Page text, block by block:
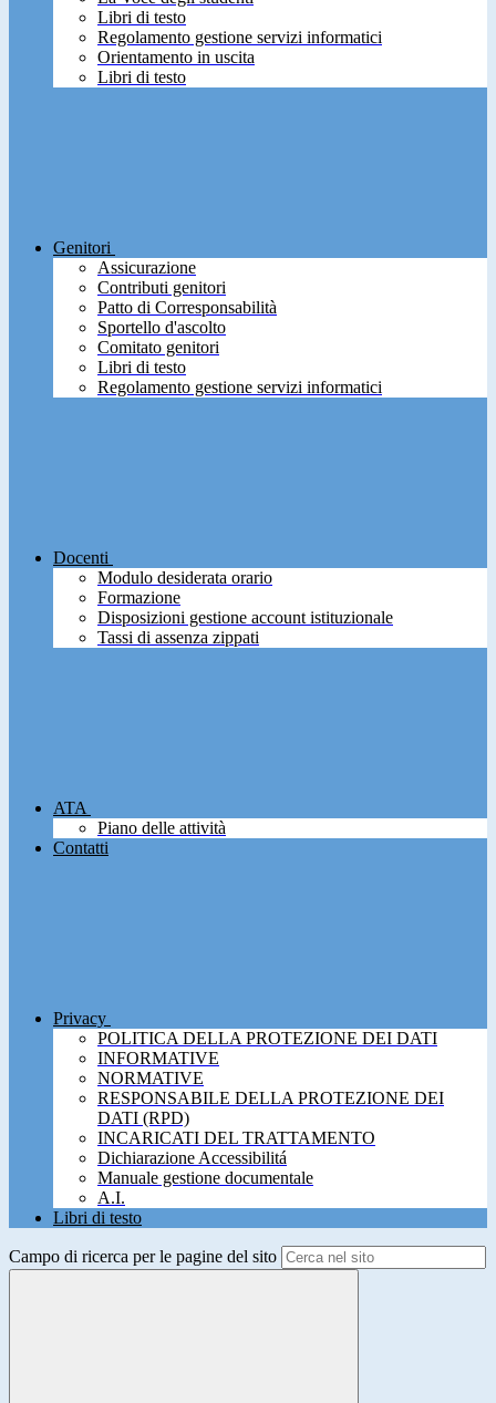
Libri di testo
Regolamento gestione servizi informatici
Orientamento in uscita
Libri di testo
Genitori
Assicurazione
Contributi genitori
Patto di Corresponsabilità
Sportello d'ascolto
Comitato genitori
Libri di testo
Regolamento gestione servizi informatici
Docenti
Modulo desiderata orario
Formazione
Disposizioni gestione account istituzionale
Tassi di assenza zippati
ATA
Piano delle attività
Contatti
Privacy
POLITICA DELLA PROTEZIONE DEI DATI
INFORMATIVE
NORMATIVE
RESPONSABILE DELLA PROTEZIONE DEI
DATI (RPD)
INCARICATI DEL TRATTAMENTO
Dichiarazione Accessibilitá
Manuale gestione documentale
A.I.
Libri di testo
Campo di ricerca per le pagine del sito